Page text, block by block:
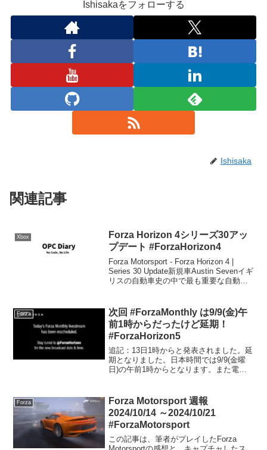
Ishisakaをフォローする
Ishisaka
関連記事
Xbox
Forza Horizon 4シリーズ30アッ
プデート #ForzaHorizon4
Forza Motorsport - Forza Horizon 4 |
Series 30 Update新規車Austin Sevenイギ
リスの自動車史の中で最も重要な自動車
Forza
次回 #ForzaMonthly は9/9(金)午
前1時からだったけど延期！
#ForzaHorizon5
追記：13日1時からと発表されました。延
期となりました。日本時間では9/9(金曜
日)の午前1時からとなります。また電気
Forza
Forza Motorsport 週報
2024/10/14 ～2024/10/21
#ForzaMotorsport
この記事は、筆者がプレイしたForza